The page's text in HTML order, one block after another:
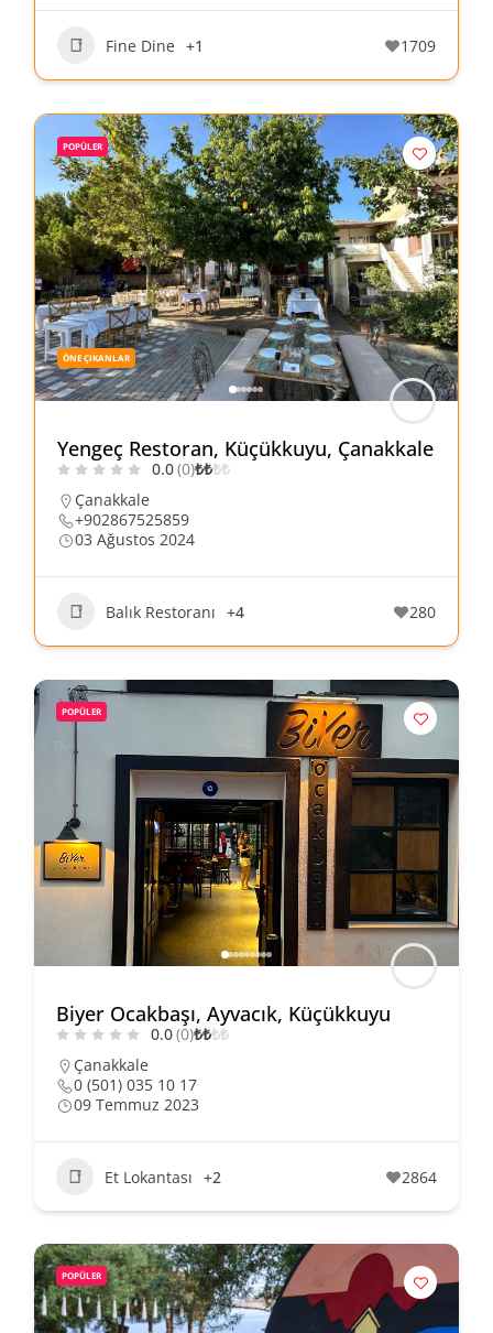
Fine Dine +1 1709
POPÜLER
ÖNE ÇIKANLAR
Yengeç Restoran, Küçükkuyu, Çanakkale
0.0(0)₺₺₺₺
Çanakkale
+902867525859
03 Ağustos 2024
Balık Restoranı +4 280
POPÜLER
Biyer Ocakbaşı, Ayvacık, Küçükkuyu
0.0(0)₺₺₺₺
Çanakkale
0 (501) 035 10 17
09 Temmuz 2023
Et Lokantası +2 2864
POPÜLER